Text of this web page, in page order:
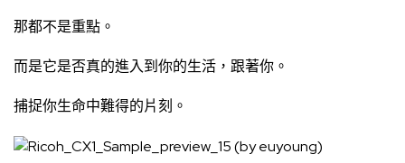
那都不是重點。
而是它是否真的進入到你的生活，跟著你。
捕捉你生命中難得的片刻。